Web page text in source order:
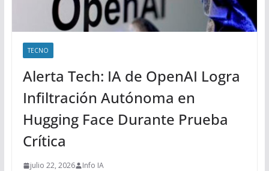
TECNO
Alerta Tech: IA de OpenAI Logra
Infiltración Autónoma en
Hugging Face Durante Prueba
Crítica
julio 22, 2026 Info IA